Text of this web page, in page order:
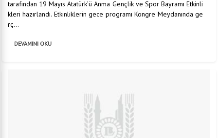
tarafından 19 Mayıs Atatürk’ü Anma Gençlik ve Spor Bayramı Etkinli
kleri hazırlandı. Etkinliklerin gece programı Kongre Meydanında ge
rç...
DEVAMINI OKU